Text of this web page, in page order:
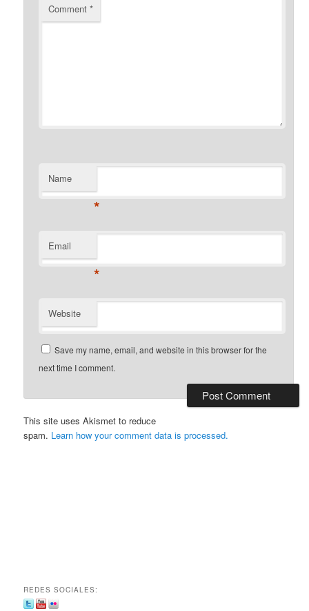
Comment*
Name
*
Email
*
Website
Save my name, email, and website in this browser for the
next time I comment.
This site uses Akismet to reduce
spam. Learn how your comment data is processed.
REDES SOCIALES: